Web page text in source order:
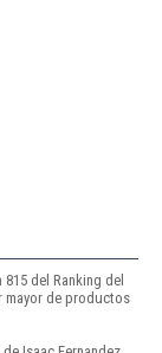
del Ranking del
mayor de productos